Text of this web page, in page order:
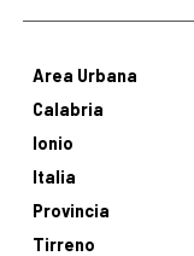
Area Urbana
Calabria
Ionio
Italia
Provincia
Tirreno